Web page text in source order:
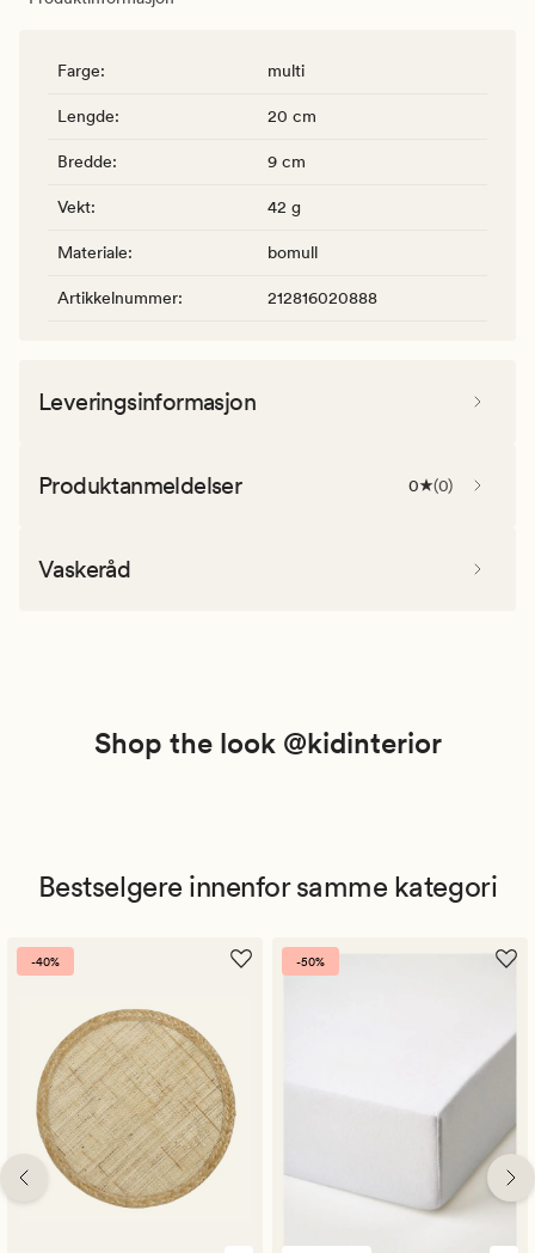
Farge: multi
Lengde: 20 cm
Bredde: 9 cm
Vekt: 42 g
Materiale: bomull
Artikkelnummer: 212816020888
Leveringsinformasjon
Produktanmeldelser 0 (0)
Vaskeråd
Shop the look @kidinterior
Bestselgere innenfor samme kategori
-40% -50%